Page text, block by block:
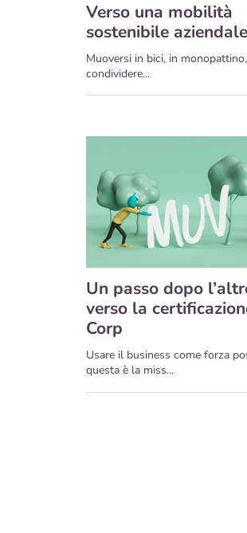
Verso una mobilità
sostenibile aziendale
Muoversi in bici, in
condividere...
Un passo dopo
verso la
Corp
Usare il business come forza
questa è la miss...